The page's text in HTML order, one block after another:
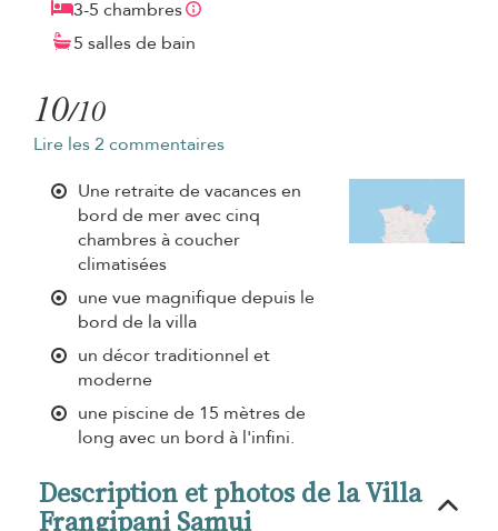
3-5 chambres
5 salles de bain
10/10
Lire les 2 commentaires
Une retraite de vacances en
bord de mer avec cinq
chambres à coucher
climatisées
une vue magnifique depuis le
bord de la villa
un décor traditionnel et
moderne
une piscine de 15 mètres de
long avec un bord à l'infini.
Description et photos de la Villa
Frangipani Samui